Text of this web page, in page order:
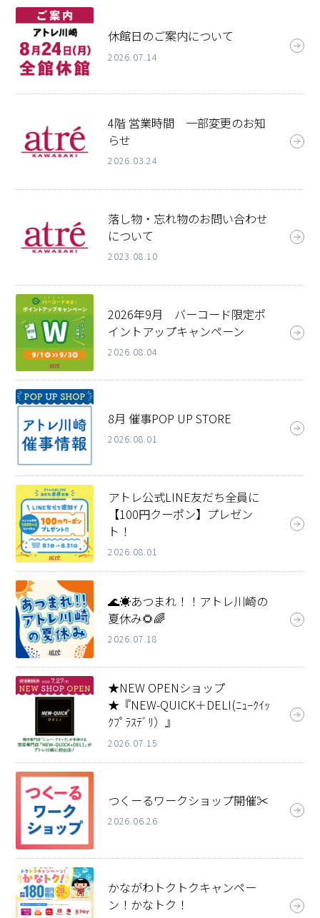
休館日のご案内について
2026.07.14
4階 営業時間 一部変更のお知
らせ
2026.03.24
落し物・忘れ物のお問い合わせ
について
2023.08.10
2026年9月 バーコード限定ポ
イントアップキャンペーン
2026.08.04
8月 催事POP UP STORE
2026.08.01
アトレ公式LINE友だち全員に
【100円クーポン】プレゼン
ト！
2026.08.01
🌊☀️あつまれ！！アトレ川崎の
夏休み🌻🌈
2026.07.18
★NEW OPENショップ
★『NEW-QUICK＋DELI(ﾆｭｰｸｲｯ
ｸﾌﾟﾗｽﾃﾞﾘ）』
2026.07.15
つくーるワークショップ開催✂️
2026.06.26
かながわトクトクキャンペー
ン！かなトク！